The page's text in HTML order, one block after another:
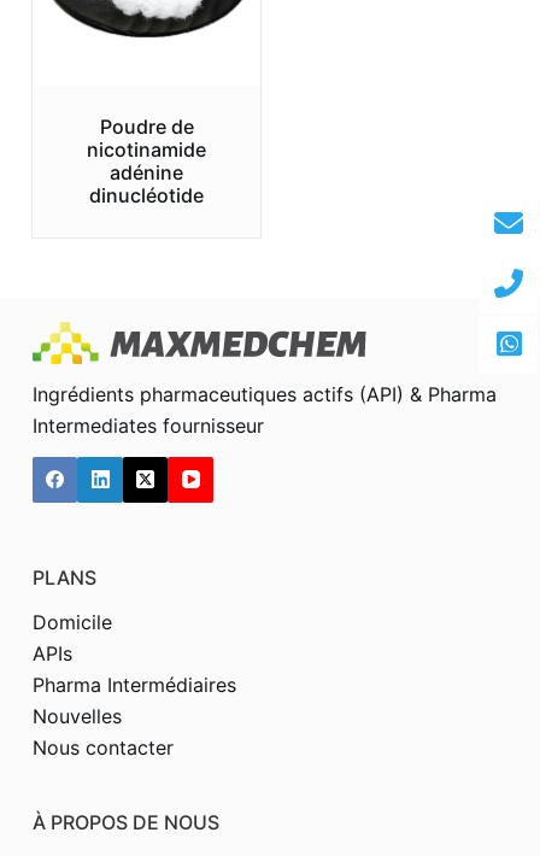
Poudre de
nicotinamide
adénine
dinucléotide
Ingrédients pharmaceutiques actifs (API) & Pharma
Intermediates fournisseur
PLANS
Domicile
APIs
Pharma Intermédiaires
Nouvelles
Nous contacter
À PROPOS DE NOUS